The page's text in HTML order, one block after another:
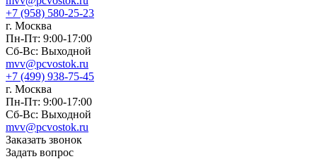
+7 (958) 580-25-23
г. Москва
Пн-Пт: 9:00-17:00
Сб-Вс: Выходной
mvv@pcvostok.ru
+7 (499) 938-75-45
г. Москва
Пн-Пт: 9:00-17:00
Сб-Вс: Выходной
mvv@pcvostok.ru
Заказать звонок
Задать вопрос